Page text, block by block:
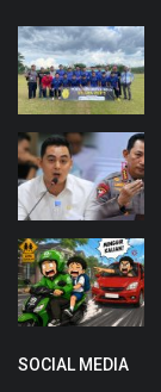
SOCIAL MEDIA